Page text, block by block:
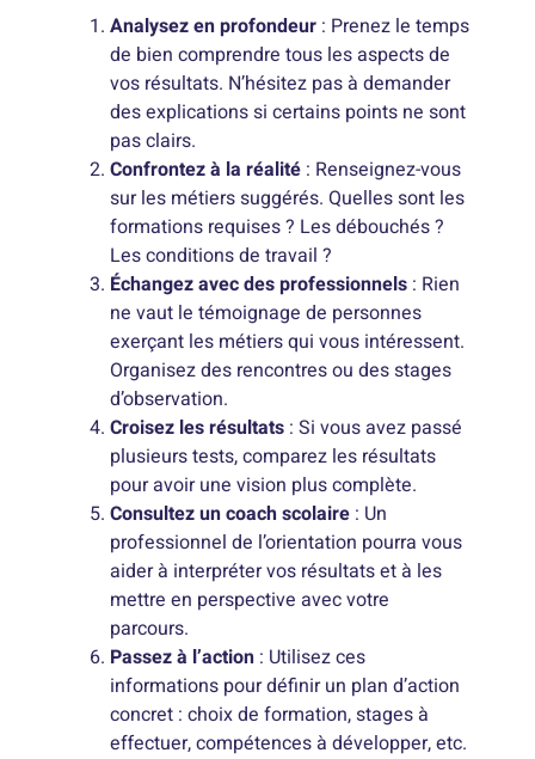
Analysez en profondeur : Prenez le temps
de bien comprendre tous les aspects de
vos résultats. N’hésitez pas à demander
des explications si certains points ne sont
pas clairs.
Confrontez à la réalité : Renseignez-vous
sur les métiers suggérés. Quelles sont les
formations requises ? Les débouchés ?
Les conditions de travail ?
Échangez avec des professionnels : Rien
ne vaut le témoignage de personnes
exerçant les métiers qui vous intéressent.
Organisez des rencontres ou des stages
d’observation.
Croisez les résultats : Si vous avez passé
plusieurs tests, comparez les résultats
pour avoir une vision plus complète.
Consultez un coach scolaire : Un
professionnel de l’orientation pourra vous
aider à interpréter vos résultats et à les
mettre en perspective avec votre
parcours.
Passez à l’action : Utilisez ces
informations pour définir un plan d’action
concret : choix de formation, stages à
effectuer, compétences à développer, etc.